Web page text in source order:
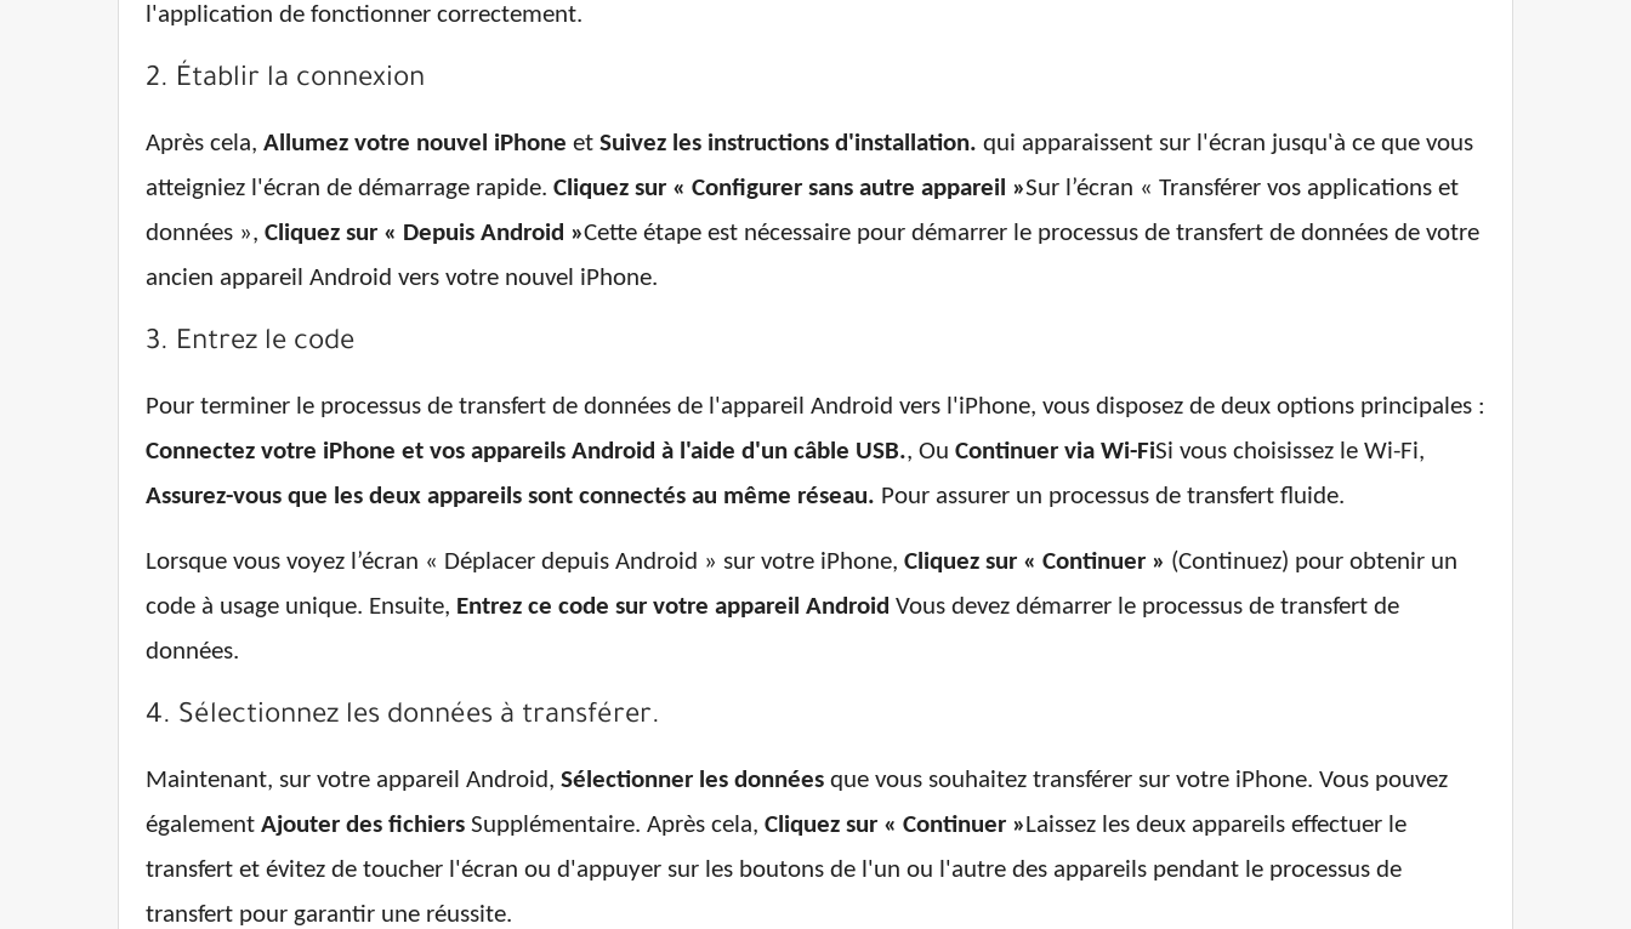
l'application de fonctionner correctement.
2. Établir la connexion
Après cela, Allumez votre nouvel iPhone et Suivez les instructions d'installation. qui apparaissent sur l'écran jusqu'à ce que vous
atteigniez l'écran de démarrage rapide. Cliquez sur « Configurer sans autre appareil »Sur l’écran « Transférer vos applications et
données », Cliquez sur « Depuis Android »Cette étape est nécessaire pour démarrer le processus de transfert de données de votre
ancien appareil Android vers votre nouvel iPhone.
3. Entrez le code
Pour terminer le processus de transfert de données de l'appareil Android vers l'iPhone, vous disposez de deux options principales :
Connectez votre iPhone et vos appareils Android à l'aide d'un câble USB., Ou Continuer via Wi-FiSi vous choisissez le Wi-Fi,
Assurez-vous que les deux appareils sont connectés au même réseau. Pour assurer un processus de transfert fluide.
Lorsque vous voyez l’écran « Déplacer depuis Android » sur votre iPhone, Cliquez sur « Continuer » (Continuez) pour obtenir un
code à usage unique. Ensuite, Entrez ce code sur votre appareil Android Vous devez démarrer le processus de transfert de
données.
4. Sélectionnez les données à transférer.
Maintenant, sur votre appareil Android, Sélectionner les données que vous souhaitez transférer sur votre iPhone. Vous pouvez
également Ajouter des fichiers Supplémentaire. Après cela, Cliquez sur « Continuer »Laissez les deux appareils effectuer le
transfert et évitez de toucher l'écran ou d'appuyer sur les boutons de l'un ou l'autre des appareils pendant le processus de
transfert pour garantir une réussite.